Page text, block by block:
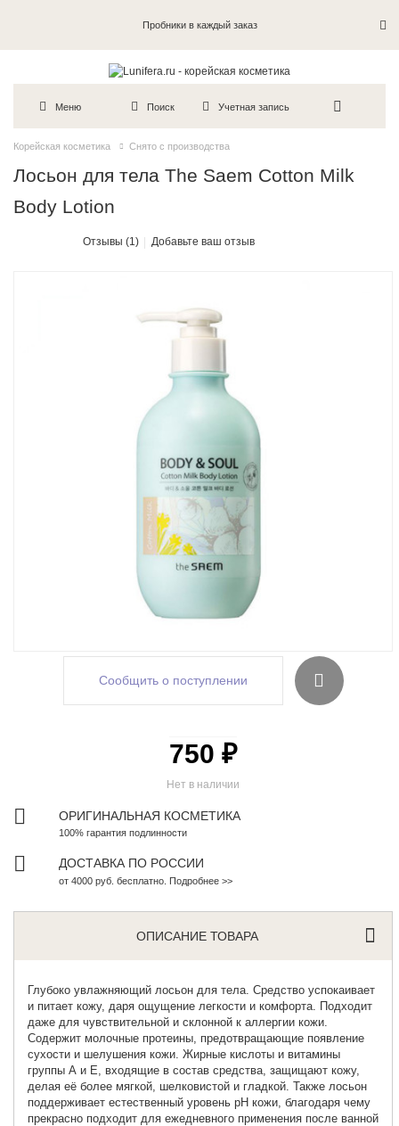
Пробники в каждый заказ
Меню Поиск Учетная запись
Корейская косметика Снято с производства
Лосьон для тела The Saem Cotton Milk
Body Lotion
Отзывы (1) Добавьте ваш отзыв
Сообщить о поступлении
Нет в наличии
750 ₽
ОРИГИНАЛЬНАЯ КОСМЕТИКА
100% гарантия подлинности
ДОСТАВКА ПО РОССИИ
от 4000 руб. бесплатно. Подробнее >>
ОПИСАНИЕ ТОВАРА
Глубокоувлажняющий лосьон для тела . Средство успокаивает
и питает кожу, даря ощущение легкости и комфорта. Подходит
даже для чувствительной и склонной к аллергии кожи.
Содержит молочные протеины, предотвращающие появление
сухости и шелушения кожи. Жирные кислоты и витамины
группы А и Е, входящие в состав средства, защищают кожу,
делая её более мягкой, шелковистой и гладкой. Также лосьон
поддерживает естественный уровень рН кожи, благодаря чему
прекрасно подходит для ежедневного применения после ванной